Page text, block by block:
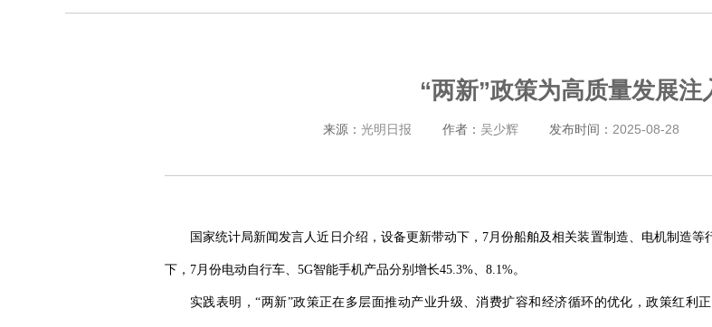
“两新”政策为高质量发展注
来源： 光明日报 作者： 吴少辉 发布时间： 2025-08-28
国家统计局新闻发言人近日介绍，设备更新带动下，7月份船舶及相关装置制造、电机制造
下，7月份电动自行车、5G智能手机产品分别增长45.3%、8.1%。
实践表明，“两新”政策正在多层面推动产业升级、消费扩容和经济循环的优化，政策红利